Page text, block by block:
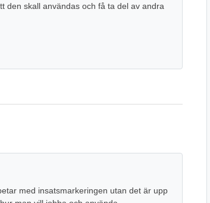
den skall användas och få ta del av andra
med insatsmarkeringen utan det är upp